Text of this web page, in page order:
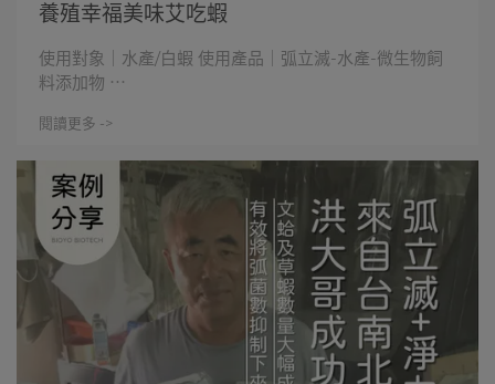
養殖幸福美味艾吃蝦
使用對象｜水產/白蝦 使用產品｜弧立滅-水產-微生物飼
料添加物 ⋯
閱讀更多 ->